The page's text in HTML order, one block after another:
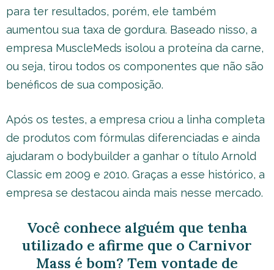
para ter resultados, porém, ele também
aumentou sua taxa de gordura. Baseado nisso, a
empresa MuscleMeds isolou a proteína da carne,
ou seja, tirou todos os componentes que não são
benéficos de sua composição.
Após os testes, a empresa criou a linha completa
de produtos com fórmulas diferenciadas e ainda
ajudaram o bodybuilder a ganhar o título Arnold
Classic em 2009 e 2010. Graças a esse histórico, a
empresa se destacou ainda mais nesse mercado.
Você conhece alguém que tenha
utilizado e afirme que o Carnivor
Mass é bom? Tem vontade de